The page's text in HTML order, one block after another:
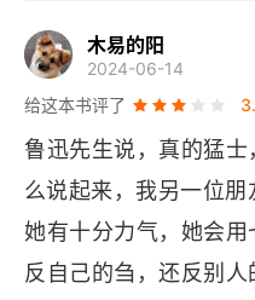
木易的阳
2024-06-14
给这本书评了
鲁迅先生说，真的猛
么说起来，我另一位朋
她有十分力气，她会
反自己的刍，还反别